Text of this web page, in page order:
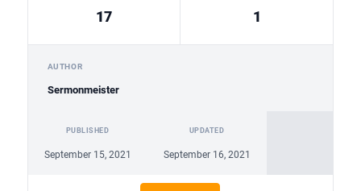
17 1
AUTHOR
Sermonmeister
PUBLISHED
September 15, 2021
UPDATED
September 16, 2021